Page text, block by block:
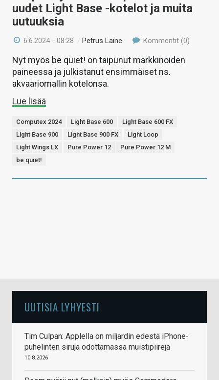
uudet Light Base -kotelot ja muita
uutuuksia
6.6.2024 - 08:28 /Petrus Laine Kommentit (0)
Nyt myös be quiet! on taipunut markkinoiden
paineessa ja julkistanut ensimmäiset ns.
akvaariomallin kotelonsa.
Lue lisää
Computex 2024 Light Base 600
Light Base 600 FX
Light Base 900
Light Base 900 FX
Light Loop
Light Wings LX
Pure Power 12
Pure Power 12 M
be quiet!
UUTISIA LYHYESTI
Tim Culpan: Applella on miljardin edestä iPhone-
puhelinten siruja odottamassa muistipiirejä
10.8.2026